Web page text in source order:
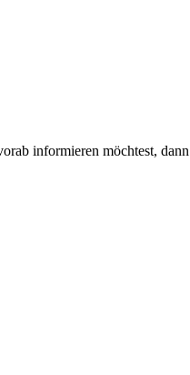
informieren möchtest,